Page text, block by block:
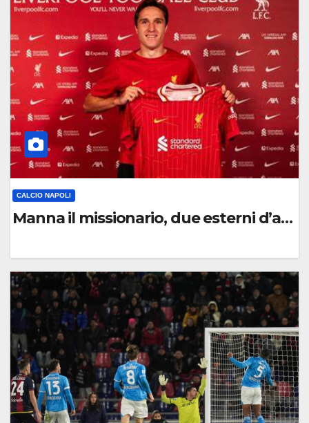
M
N
O
CALCIO NAPOLI
Manna il missionario, due esterni
0
C
O
M
E
N
T
O